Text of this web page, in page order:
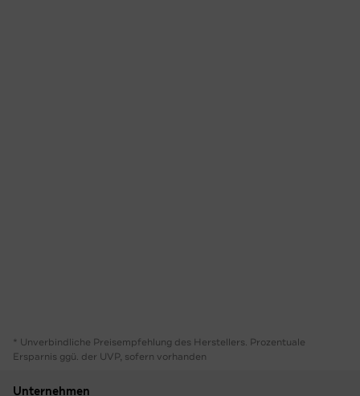
* Unverbindliche Preisempfehlung des Herstellers. Prozentuale
Ersparnis ggü. der UVP, sofern vorhanden
Unternehmen